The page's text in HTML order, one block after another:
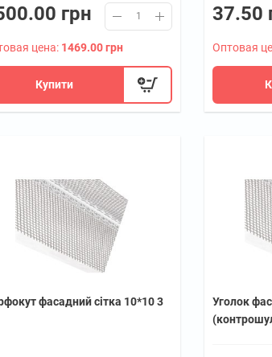
грн
цена: 1469.00 грн
Купити
37.50
Оптовая
фасадний сітка 10*10 3
Уголок